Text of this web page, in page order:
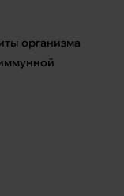
организма